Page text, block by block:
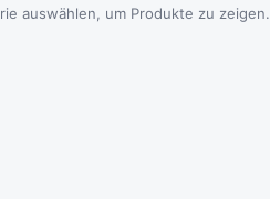
auswählen, um Produkte zu zeigen.